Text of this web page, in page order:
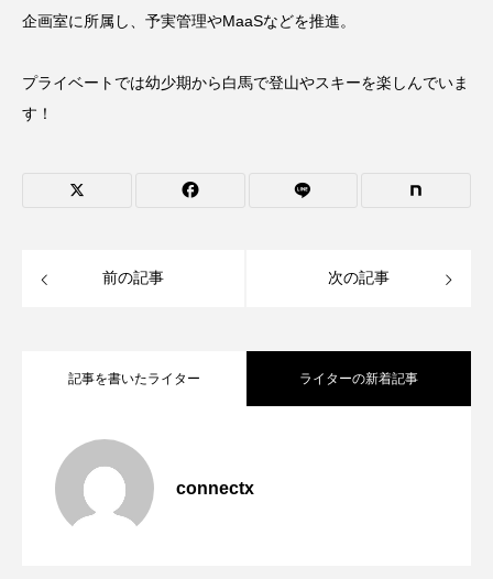
企画室に所属し、予実管理やMaaSなどを推進。
プライベートでは幼少期から白馬で登山やスキーを楽しんでいま
す！
前の記事 次の記事
記事を書いたライター ライターの新着記事
connectx
2024.09.19
2024.05.07